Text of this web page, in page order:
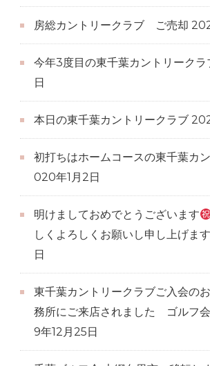
房総カントリークラブ ご売却
今年3度目の東千葉カントリークラ
日
本日の東千葉カントリークラブ
初打ちはホームコースの東千葉カ
020年1月2日
明けましておめでとうございます
しくよろしくお願いし申し上げます
日
東千葉カントリークラブご入会の
務所にご来店されました ゴルフ
9年12月25日